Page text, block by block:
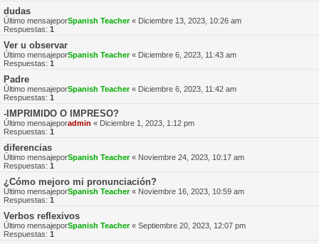
dudas
Último mensajeporSpanish Teacher« Diciembre 13, 2023, 10:26 am
Respuestas: 1
Ver u observar
Último mensajeporSpanish Teacher« Diciembre 6, 2023, 11:43 am
Respuestas: 1
Padre
Último mensajeporSpanish Teacher« Diciembre 6, 2023, 11:42 am
Respuestas: 1
-IMPRIMIDO O IMPRESO?
Último mensajeporadmin « Diciembre 1, 2023, 1:12 pm
Respuestas: 1
diferencias
Último mensajeporSpanish Teacher« Noviembre 24, 2023, 10:17 am
Respuestas: 1
¿Cómo mejoro mi pronunciación?
Último mensajeporSpanish Teacher« Noviembre 16, 2023, 10:59 am
Respuestas: 1
Verbos reflexivos
Último mensajeporSpanish Teacher« Septiembre 20, 2023, 12:07 pm
Respuestas: 1